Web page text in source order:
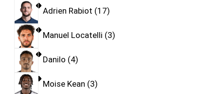
Adrien Rabiot 17
Manuel Locatelli 3
Danilo 4
Moise Kean 3